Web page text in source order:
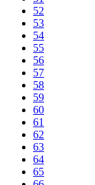
52
53
54
55
56
57
58
59
60
61
62
63
64
65